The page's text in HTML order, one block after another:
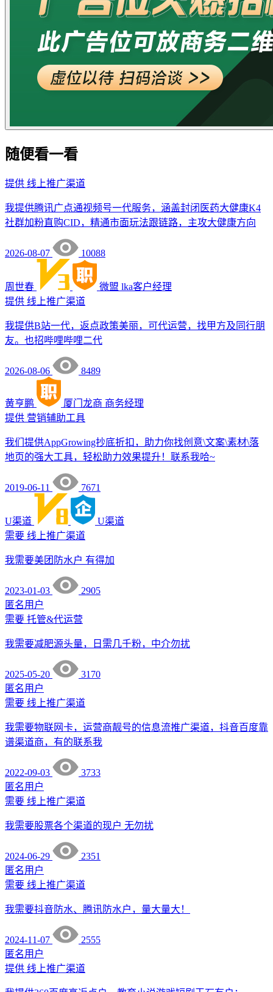
随便看一看
提供 线上推广渠道
我提供腾讯广点通视频号一代服务，涵盖封闭医药大健康K4
社群加粉直购CID，精通市面玩法跟链路，主攻大健康方向
2026-08-07 10088
周世春 微盟 lka客户经理
提供 线上推广渠道
我提供B站一代，返点政策美丽，可代运营，找甲方及同行朋
友。也招哔哩哔哩二代
2026-08-06 8489
黄亨鹏 厦门龙商 商务经理
提供 营销辅助工具
我们提供AppGrowing抄底折扣，助力你找创意\文案\素材\落
地页的强大工具，轻松助力效果提升！联系我哈~
2019-06-11 7671
U渠道
U渠道
需要 线上推广渠道
我需要美团防水户 有得加
2023-01-03
2905
匿名用户
需要 托管&代运营
我需要减肥源头量，日需几千粉，中介勿扰
2025-05-20
3170
匿名用户
需要 线上推广渠道
我需要物联网卡，运营商靓号的信息流推广渠道，抖音百度靠
谱渠道商，有的联系我
2022-09-03
3733
匿名用户
需要 线上推广渠道
我需要股票各个渠道的现户 无勿扰
2024-06-29
2351
匿名用户
需要 线上推广渠道
我需要抖音防水、腾讯防水户，量大量大！
2024-11-07
2555
匿名用户
提供 线上推广渠道